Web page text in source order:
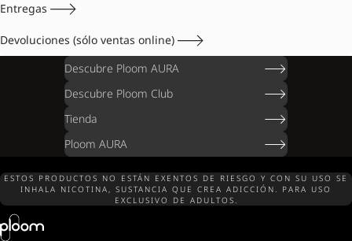
Entregas
Devoluciones (sólo ventas online)
Descubre Ploom AURA
Descubre Ploom Club
Tienda
Ploom AURA
ESTOS PRODUCTOS NO ESTÁN EXENTOS DE RIESGO Y CON SU USO SE
INHALA NICOTINA, SUSTANCIA QUE CREA ADICCIÓN. PARA USO
EXCLUSIVO DE ADULTOS.